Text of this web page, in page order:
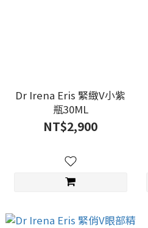
Dr Irena Eris 緊緻V小紫
瓶30ML
NT$2,900